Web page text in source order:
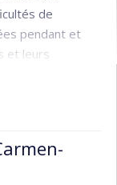
de
pendant et
et leurs
santé, y
nerveux, ses
aux